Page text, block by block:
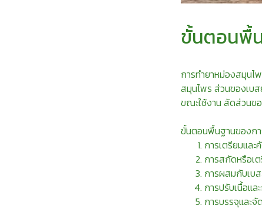
ขั้นตอนพื้
การทำยาหม่องสมุนไ
สมุนไพร ส่วนของเบส
ขณะใช้งาน สัดส่วนข
ขั้นตอนพื้นฐานของกา
การเตรียมแล
การสกัดหรือเ
การผสมกับเบ
การปรับเนื้อแล
การบรรจุและจั